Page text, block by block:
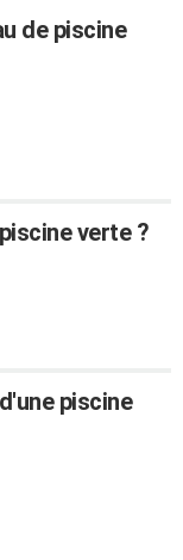
de piscine
verte ?
piscine